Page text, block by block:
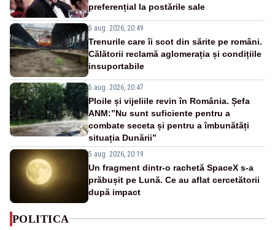
preferențial la postările sale
5 aug. 2026, 20:49
Trenurile care îi scot din sărite pe români.
Călătorii reclamă aglomerația și condițiile
insuportabile
5 aug. 2026, 20:47
Ploile și vijeliile revin în România. Șefa
ANM:”Nu sunt suficiente pentru a
combate seceta și pentru a îmbunătăți
situația Dunării”
5 aug. 2026, 20:19
Un fragment dintr-o rachetă SpaceX s-a
prăbușit pe Lună. Ce au aflat cercetătorii
după impact
POLITICA